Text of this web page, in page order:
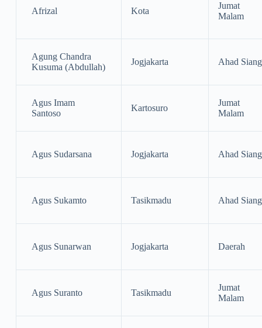
Afrizal Kota
Jumat
Malam
Agung Chandra
Kusuma (Abdullah)
Jogjakarta Ahad Siang
Agus Imam
Santoso
Kartosuro
Jumat
Malam
Agus Sudarsana Jogjakarta Ahad Siang
Agus Sukamto Tasikmadu Ahad Siang
Agus Sunarwan Jogjakarta Daerah
Agus Suranto Tasikmadu
Jumat
Malam